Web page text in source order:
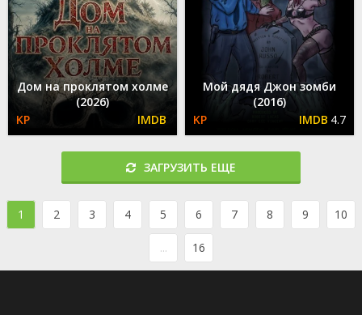
Дом на проклятом холме
(2026)
Мой дядя Джон зомби
(2016)
4.7
ЗАГРУЗИТЬ ЕЩЕ
1 2 3 4 5 6 7 8 9 10
... 16